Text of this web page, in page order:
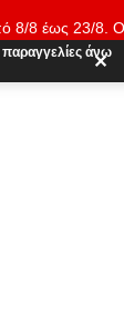
8/8 έως 23/8.
παραγγελίες άνω
✕